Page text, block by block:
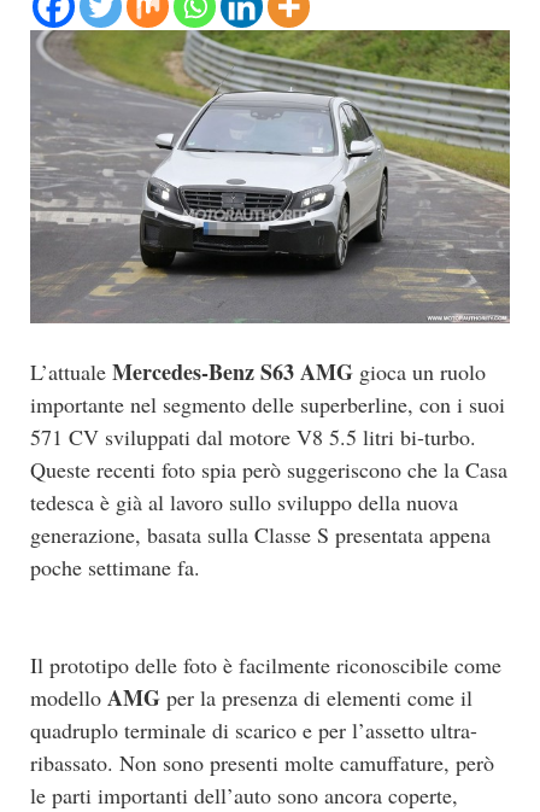
L’attuale Mercedes-Benz S63 AMG gioca un ruolo
importante nel segmento delle superberline, con i suoi
571 CV sviluppati dal motore V8 5.5 litri bi-turbo.
Queste recenti foto spia però suggeriscono che la Casa
tedesca è già al lavoro sullo sviluppo della nuova
generazione, basata sulla Classe S presentata appena
poche settimane fa.
Il prototipo delle foto è facilmente riconoscibile come
modello AMG per la presenza di elementi come il
quadruplo terminale di scarico e per l’assetto ultra-
ribassato. Non sono presenti molte camuffature, però
le parti importanti dell’auto sono ancora coperte,